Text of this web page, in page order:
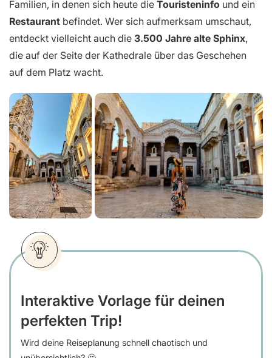
Familien, in denen sich heute die Touristeninfo und ein
Restaurant befindet. Wer sich aufmerksam umschaut,
entdeckt vielleicht auch die 3.500 Jahre alte Sphinx,
die auf der Seite der Kathedrale über das Geschehen
auf dem Platz wacht.
Interaktive Vorlage für deinen
perfekten Trip!
Wird deine Reiseplanung schnell chaotisch und